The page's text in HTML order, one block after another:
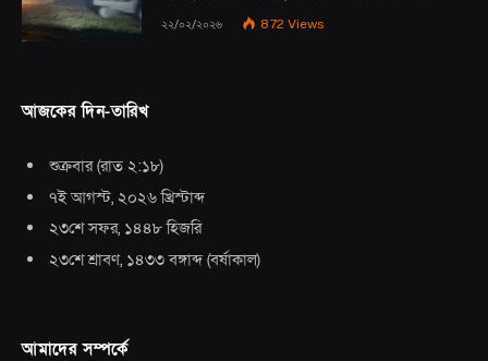
২২/০২/২০২৬ 872 Views
আজকের দিন-তারিখ
শুক্রবার(রাত ২:১৮)
৭ই আগস্ট, ২০২৬ খ্রিস্টাব্দ
২৩শে সফর, ১৪৪৮ হিজরি
২৩শে শ্রাবণ, ১৪৩৩ বঙ্গাব্দ (বর্ষাকাল)
আমাদের সম্পর্কে